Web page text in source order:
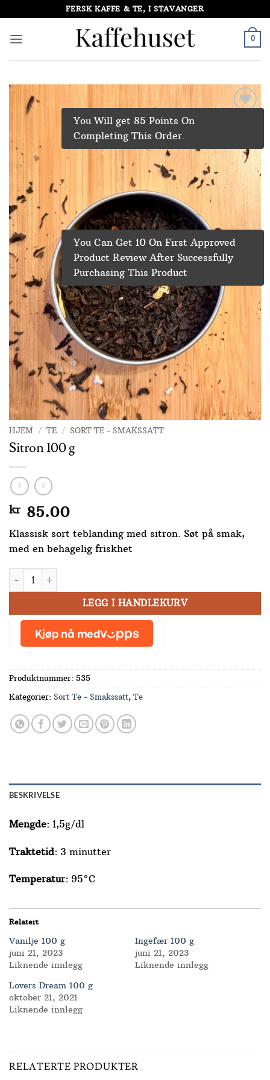
to
content
FERSK KAFFE & TE, I STAVANGER
0
HJEM / TE / SORT TE - SMAKSSATT
Sitron 100 g
kr85.00
Klassisk sort teblanding med sitron. Søt på smak,
med en behagelig friskhet
You Will get 85 Points On
Completing This Order.
You Can Get 10 On First Approved
Product Review After Successfully
Purchasing This Product
Sitron 100 g antall
LEGG I HANDLEKURV
Produktnummer: 535
Kategorier: Sort Te - Smakssatt, Te
BESKRIVELSE
Mengde: 1,5g/dl
Traktetid: 3 minutter
Temperatur: 95°C
Relatert
Vanilje 100 g
juni 21, 2023
Liknende innlegg
Ingefær 100 g
juni 21, 2023
Liknende innlegg
Lovers Dream 100 g
oktober 21, 2021
Liknende innlegg
RELATERTE PRODUKTER